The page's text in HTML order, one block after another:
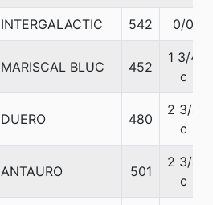
INTERGALACTIC 542 0/0
MARISCAL BLUC 452
1 3/4
c
DUERO 480
2 3/4
c
ANTAURO 501
2 3/4
c